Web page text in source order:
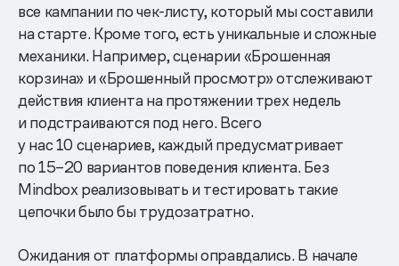
все кампании по чек-листу, который мы составили
на старте. Кроме того, есть уникальные и сложные
механики. Например, сценарии «Брошенная
корзина» и «Брошенный просмотр» отслеживают
действия клиента на протяжении трех недель
и подстраиваются под него. Всего
у нас 10 сценариев, каждый предусматривает
по 15–20 вариантов поведения клиента. Без
Mindbox реализовывать и тестировать такие
цепочки было бы трудозатратно.
Ожидания от платформы оправдались. В начале